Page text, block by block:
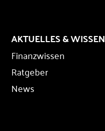
AKTUELLES & WISSEN
Finanzwissen
Ratgeber
News